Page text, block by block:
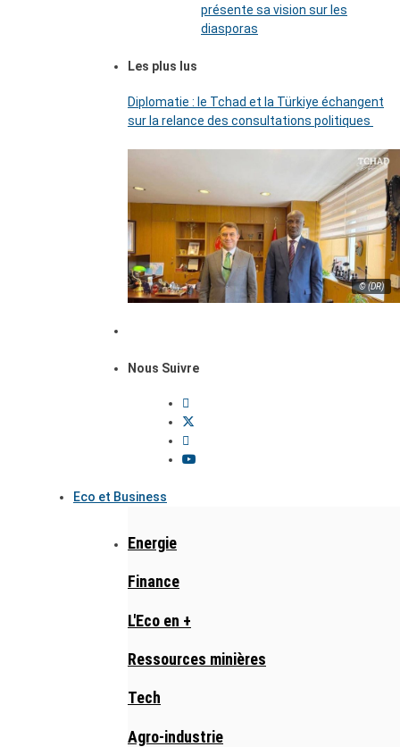
présente sa vision sur les
diasporas
Les plus lus
Diplomatie : le Tchad et la Türkiye échangent
sur la relance des consultations politiques
© (DR)
Nous Suivre
Eco et Business
Energie
Finance
L'Eco en +
Ressources minières
Tech
Agro-industrie